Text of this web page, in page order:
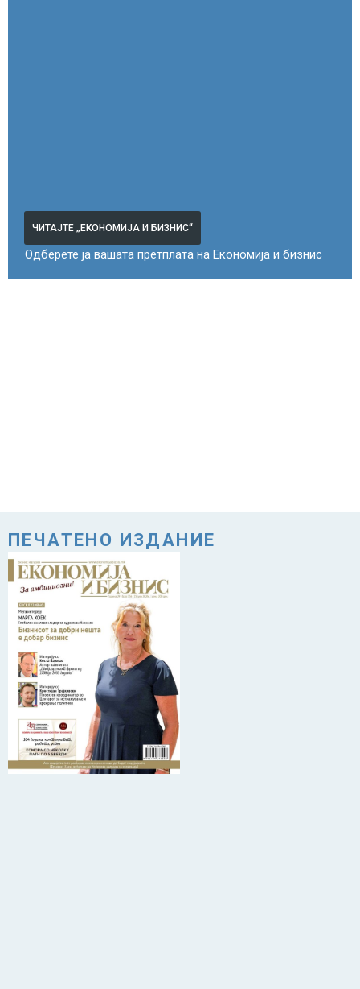
ЧИТАЈТЕ „ЕКОНОМИЈА И БИЗНИС“
Одберете ја вашата претплата на Економија и бизнис
ПЕЧАТЕНО ИЗДАНИЕ